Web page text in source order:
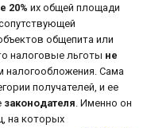
20% их общей площади
общепита или
налоговые льготы не
налогообложения. Сама
получателей, и ее
законодателя. Именно он
на которых